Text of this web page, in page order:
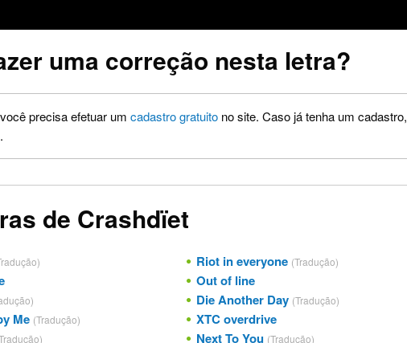
uma correção nesta letra?
precisa efetuar um cadastro gratuito no site. Caso já tenha um cadastro,
.
de Crashdïet
Riot in everyone (Tradução)
Out of line
Die Another Day (Tradução)
Me (Tradução)
XTC overdrive
Next To You (Tradução)